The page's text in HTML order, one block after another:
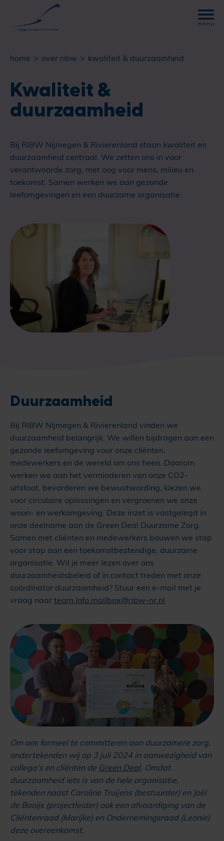
home over ribw kwaliteit & duurzaamheid
Kwaliteit &
duurzaamheid
Bij RIBW Nijmegen & Rivierenland staan kwaliteit en
duurzaamheid centraal. We zetten ons in voor
verantwoorde zorg, met oog voor mens, milieu en
toekomst. Samen werken we aan gezonde
leefomgevingen en een duurzame organisatie.
Duurzaamheid
Bij RIBW Nijmegen & Rivierenland vinden we
duurzaamheid belangrijk. We willen bijdragen aan een
gezonde leefomgeving voor onze cliënten,
medewerkers en de wereld om ons heen. Daarom
werken we aan het verminderen van onze CO2-
uitstoot, bevorderen we bewustwording, kiezen we
voor circulaire oplossingen en vergroenen we onze
woon- en werkomgeving. Deze inzet is vastgelegd in
onze deelname aan de Green Deal Duurzame Zorg.
Samen met cliënten en medewerkers bouwen we stap
voor stap aan een toekomstbestendige, duurzame
organisatie. Wil je meer lezen over ons
duurzaamheidsbeleid of in contact treden met onze
coördinator duurzaamheid? Stuur een e-mail met je
vraag naar team.info.mailbox@ribw-nr.nl
Om ons formeel te committeren aan duurzamere zorg,
ondertekenden wij op 3 juli 2024 in aanwezigheid van
collega's en cliënten de Green Deal. Omdat
duurzaamheid iets is van de hele organisatie,
tekenden naast Caroline Truijens (bestuurder) en Joël
de Booijs (projectleider) ook een afvaardiging van de
Cliëntenraad (Marijke) en Ondernemingsraad (Leonie)
deze overeenkomst.